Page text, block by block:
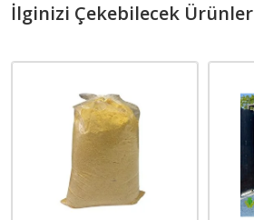
İlginizi Çekebilecek Ürünler